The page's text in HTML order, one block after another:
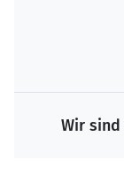
Wir sind